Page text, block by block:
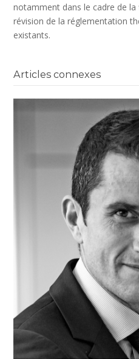
notamment dans le cadre de
révision de la réglementation
existants.
Articles connexes